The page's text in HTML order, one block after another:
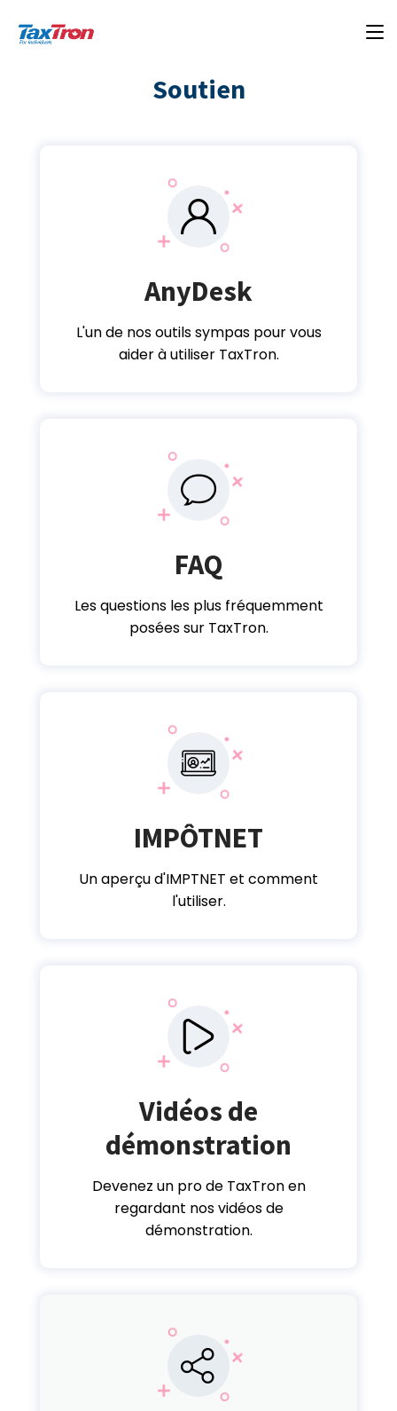
Soutien
AnyDesk
L'un de nos outils sympas pour vous
aider à utiliser TaxTron.
FAQ
Les questions les plus fréquemment
posées sur TaxTron.
IMPÔTNET
Un aperçu d'IMPTNET et comment
l'utiliser.
Vidéos de
démonstration
Devenez un pro de TaxTron en
regardant nos vidéos de
démonstration.